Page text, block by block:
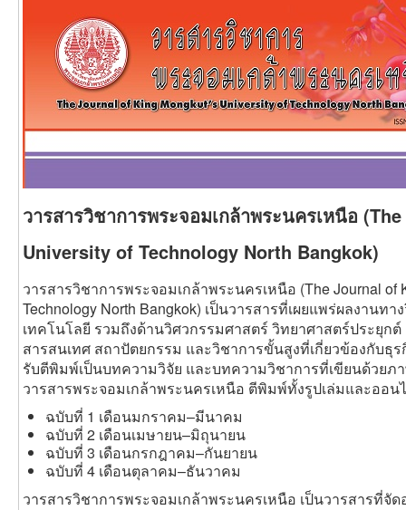
วารสารวิชาการพระจอมเกล้าพระนครเหนือ
University of Technology North Bangkok)
วารสารวิชาการพระจอมเกล้าพระนครเหนือ (The Journal of
Technology North Bangkok) เป็นวารสารที่เผยแพร่ผลงานท
เทคโนโลยี รวมถึงด้านวิศวกรรมศาสตร์ วิทยาศาสตร์ประยุก
สารสนเทศ สถาปัตยกรรม และวิชาการขั้นสูงที่เกี่ยวข้องกับธุ
รับตีพิมพ์เป็นบทความวิจัย และบทความวิชาการที่เขียนด้วยภ
วารสารพระจอมเกล้าพระนครเหนือ ตีพิมพ์ทั้งรูปเล่มและออ
ฉบับที่ 1 เดือนมกราคม–มีนาคม
ฉบับที่ 2 เดือนเมษายน–มิถุนายน
ฉบับที่ 3 เดือนกรกฎาคม–กันยายน
ฉบับที่ 4 เดือนตุลาคม–ธันวาคม
วารสารวิชาการพระจอมเกล้าพระนครเหนือ เป็นวารสารที่จั